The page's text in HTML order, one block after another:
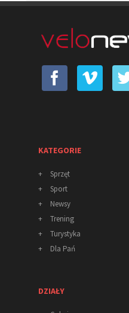
KATEGORIE
+
Sprzęt
+
Sport
+
Newsy
+
Trening
+
Turystyka
+
Dla Pań
DZIAŁY